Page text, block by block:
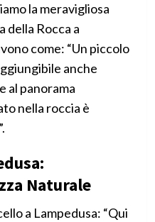
la meravigliosa
della Rocca a
come: “Un piccolo
anche
al panorama
nella roccia è
Naturale
a Lampedusa: “Qui